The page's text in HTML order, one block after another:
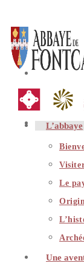
content
L’abbaye
Le
Une